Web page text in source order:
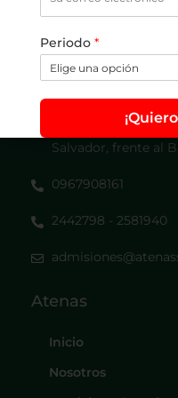
Conoce más
Ubicación
Ciudadela Naval
Salvador, frente al
0967908161
2442798 - 2581940
Atenas
Inicio
Nosotros
Periodo *